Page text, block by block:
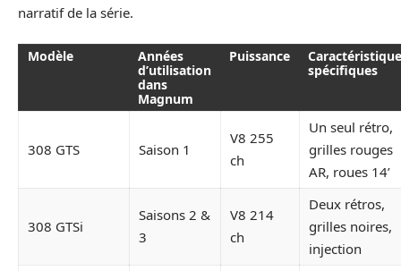
narratif de la série.
Modèle
Années
d’utilisation
dans
Magnum
Puissance
spécifiques
308 GTS Saison 1
V8 255
ch
Un seul rétro,
grilles rouges
AR, roues 14’
308 GTSi
Saisons 2 &
3
V8 214
ch
Deux rétros,
grilles noires,
injection